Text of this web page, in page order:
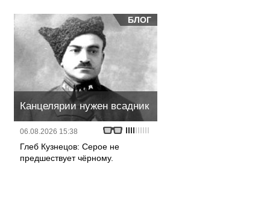
БЛОГ
Канцелярии нужен всадник
06.08.2026 15:38
Глеб Кузнецов: Серое не
предшествует чёрному.